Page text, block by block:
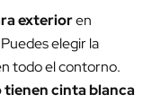
exterioren
elegir la
todo el contorno.
tienen cinta blanca